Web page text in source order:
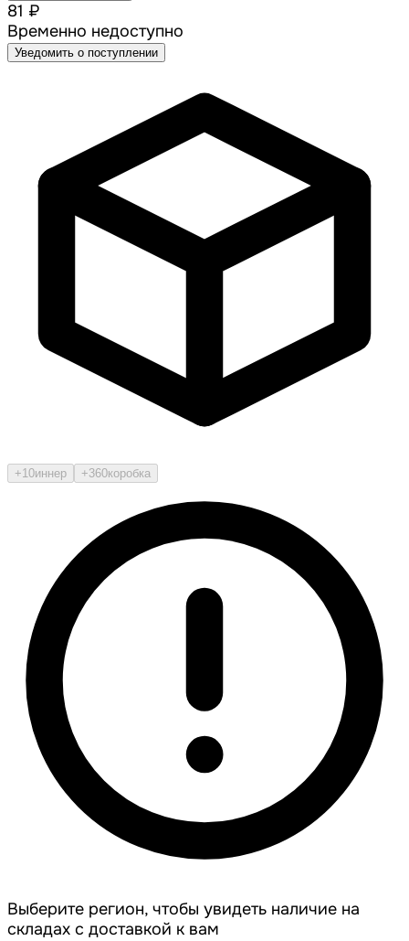
81 ₽
Временно недоступно
Уведомить о поступлении
+10иннер +360коробка
Выберите регион, чтобы увидеть наличие на
складах с доставкой к вам